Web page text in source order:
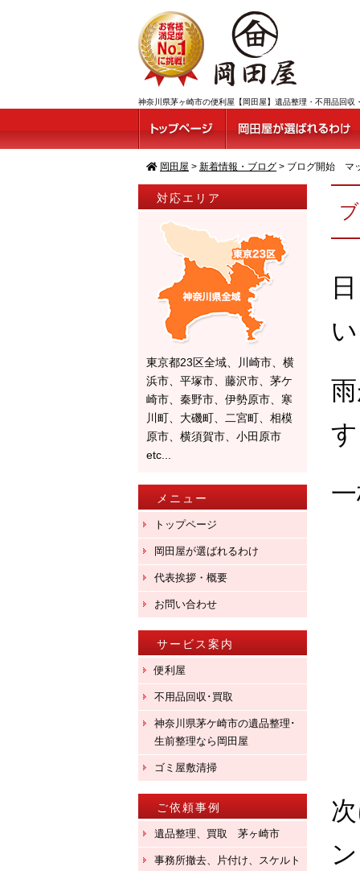
神奈川県茅ヶ崎市の便利屋【岡田屋】遺品整理・不用品回
岡田屋 > 新着情報・ブログ > ブログ開始 マ
対応エリア
東京都23区全域、川崎市、横
浜市、平塚市、藤沢市、茅ケ
崎市、秦野市、伊勢原市、寒
川町、大磯町、二宮町、相模
原市、横須賀市、小田原市
etc...
メニュー
トップページ
岡田屋が選ばれるわけ
代表挨拶・概要
お問い合わせ
サービス案内
便利屋
不用品回収･買取
神奈川県茅ケ崎市の遺品整理･
生前整理なら岡田屋
ゴミ屋敷清掃
ご依頼事例
遺品整理、買取 茅ヶ崎市
事務所撤去、片付け、スケルト